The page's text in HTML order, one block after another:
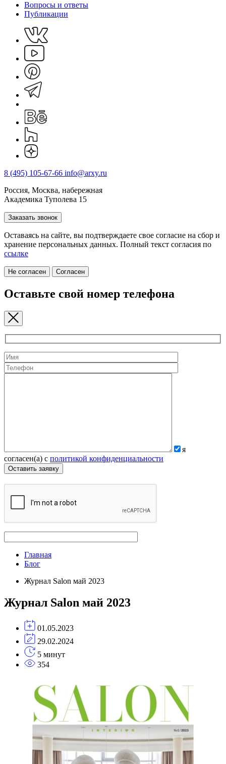
Вопросы и ответы
Публикации
8 (495) 105-67-66 info@arxy.ru
Россия, Москва, набережная
Академика Туполева 15
Заказать звонок
Оставаясь на сайте, вы подтверждаете свое согласие на cбор и
хранение персональных данных. Полный текст согласия по
ссылке
Не согласен Согласен
Оставьте свой номер телефона
я
согласен(а) с политикой конфиденциальности
Главная
Блог
Журнал Salon май 2023
Журнал Salon май 2023
01.05.2023
29.02.2024
5 минут
354